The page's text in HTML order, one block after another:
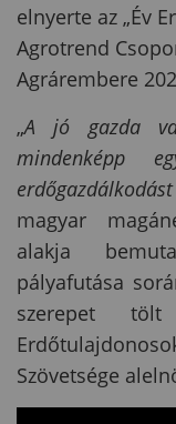
elnyerte az „Év
Agrotrend
Agrárembere
„A jó gazda
mindenképp
magyar
alakja
pályafutása
szerepet
Szövetsége